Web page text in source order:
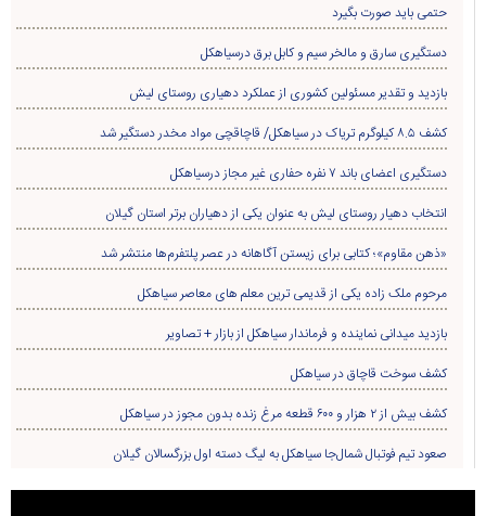
حتمی باید صورت بگیرد
دستگیری سارق و مالخر سیم و کابل برق درسیاهکل
بازدید و تقدیر مسئولین کشوری از عملکرد دهیاری روستای لیش
کشف ۸.۵ کیلوگرم تریاک در سیاهکل/ قاچاقچی مواد مخدر دستگیر شد
دستگیری اعضای باند ۷ نفره حفاری غير مجاز درسیاهکل
انتخاب دهیار روستای لیش به عنوان یکی از دهیاران برتر استان گیلان
«ذهن مقاوم»؛ کتابی برای زیستن آگاهانه در عصر پلتفرم‌ها منتشر شد
مرحوم ملک زاده یکی از قدیمی ترین معلم های معاصر سیاهکل
بازدید میدانی نماینده و فرماندار سیاهکل از بازار + تصاویر
کشف سوخت قاچاق در سياهکل
کشف بیش از ۲ هزار و ۶۰۰ قطعه مرغ زنده بدون مجوز در سیاهکل
صعود تیم فوتبال شمال‌جا‌ سیاهکل به لیگ دسته اول بزرگسالان گیلان